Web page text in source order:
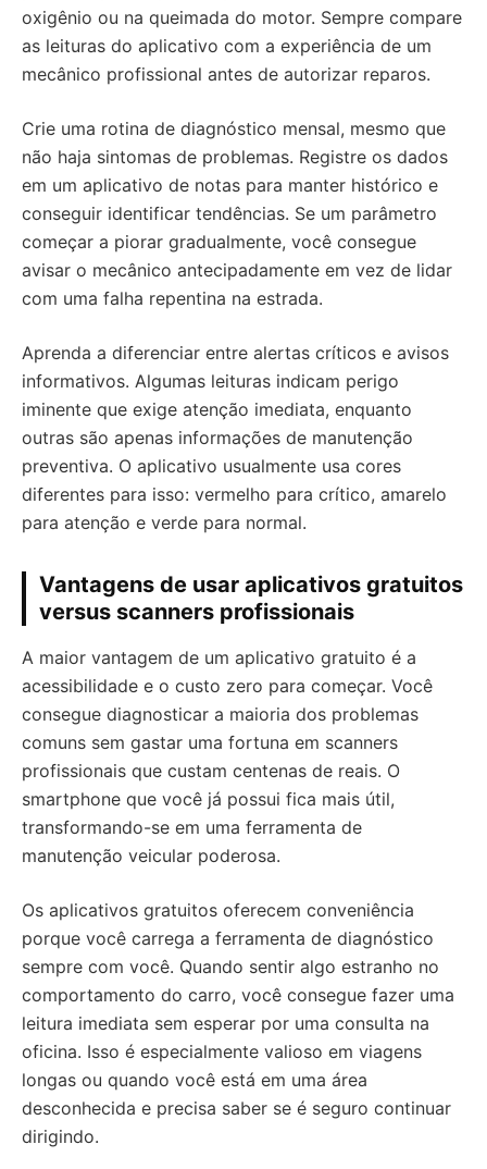
oxigênio ou na queimada do motor. Sempre compare
as leituras do aplicativo com a experiência de um
mecânico profissional antes de autorizar reparos.
Crie uma rotina de diagnóstico mensal, mesmo que
não haja sintomas de problemas. Registre os dados
em um aplicativo de notas para manter histórico e
conseguir identificar tendências. Se um parâmetro
começar a piorar gradualmente, você consegue
avisar o mecânico antecipadamente em vez de lidar
com uma falha repentina na estrada.
Aprenda a diferenciar entre alertas críticos e avisos
informativos. Algumas leituras indicam perigo
iminente que exige atenção imediata, enquanto
outras são apenas informações de manutenção
preventiva. O aplicativo usualmente usa cores
diferentes para isso: vermelho para crítico, amarelo
para atenção e verde para normal.
Vantagens de usar aplicativos gratuitos
versus scanners profissionais
A maior vantagem de um aplicativo gratuito é a
acessibilidade e o custo zero para começar. Você
consegue diagnosticar a maioria dos problemas
comuns sem gastar uma fortuna em scanners
profissionais que custam centenas de reais. O
smartphone que você já possui fica mais útil,
transformando-se em uma ferramenta de
manutenção veicular poderosa.
Os aplicativos gratuitos oferecem conveniência
porque você carrega a ferramenta de diagnóstico
sempre com você. Quando sentir algo estranho no
comportamento do carro, você consegue fazer uma
leitura imediata sem esperar por uma consulta na
oficina. Isso é especialmente valioso em viagens
longas ou quando você está em uma área
desconhecida e precisa saber se é seguro continuar
dirigindo.